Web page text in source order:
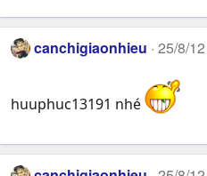
canchigiaonhieu 25/8/12
huuphuc13191 nhé